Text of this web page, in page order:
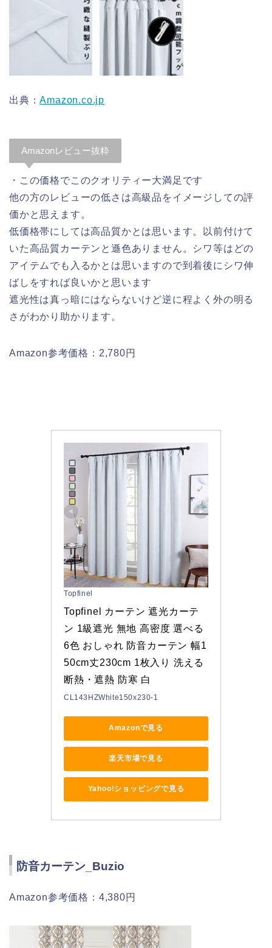
出典：Amazon.co.jp
Amazonレビュー抜粋
・この価格でこのクオリティー大満足です
他の方のレビューの低さは高級品をイメージしての評
価かと思えます。
低価格帯にしては高品質かとは思います。以前付けて
いた高品質カーテンと遜色ありません。シワ等はどの
アイテムでも入るかとは思いますので到着後にシワ伸
ばしをすれば良いかと思います
遮光性は真っ暗にはならないけど逆に程よく外の明る
さがわかり助かります。
Amazon参考価格：2,780円
Topfinel
Topfinel カーテン 遮光カーテ
ン 1級遮光 無地 高密度 選べる
6色 おしゃれ 防音カーテン 幅1
50cm丈230cm 1枚入り 洗える
断熱・遮熱 防寒 白
CL143HZWhite150x230-1
Amazonで見る
楽天市場で見る
Yahoo!ショッピングで見る
防音カーテン_Buzio
Amazon参考価格：4,380円